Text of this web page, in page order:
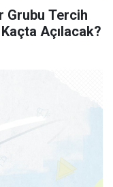
Grubu Tercih
Açılacak?